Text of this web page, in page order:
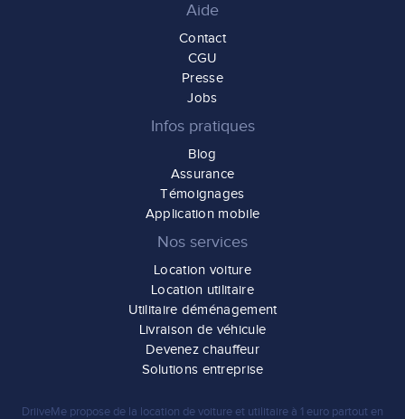
Aide
Contact
CGU
Presse
Jobs
Infos pratiques
Blog
Assurance
Témoignages
Application mobile
Nos services
Location voiture
Location utilitaire
Utilitaire déménagement
Livraison de véhicule
Devenez chauffeur
Solutions entreprise
DriiveMe propose de la location de voiture et utilitaire à 1 euro partout en